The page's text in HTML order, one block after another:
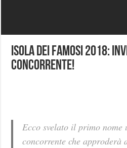
Isola Dei Famosi 2018:
concorrente!
Ecco svelato il primo nome
concorrente che approderà